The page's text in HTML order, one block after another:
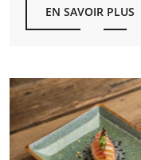
EN SAVOIR PLUS